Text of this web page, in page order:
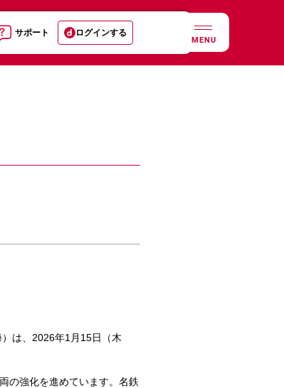
サポート ログインする
MENU
は、2026年1月15日（木
の強化を進めています。名鉄